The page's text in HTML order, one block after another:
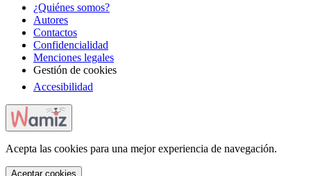
¿Quiénes somos?
Autores
Contactos
Confidencialidad
Menciones legales
Gestión de cookies
Accesibilidad
Acepta las cookies para una mejor experiencia de navegación.
Aceptar cookies